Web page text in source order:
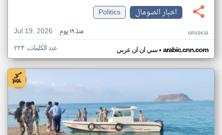
اخبار الصومال
Politics
Jul 19, 2026
منذ ١٩ يوم NR49KM
سي ان ان عربي• arabic.cnn.com عدد الكلمات: ٢٢٣